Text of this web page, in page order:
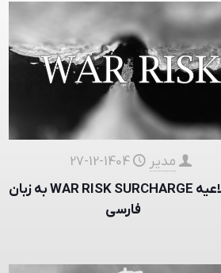
مدیر
1404-12-27
اطلاعیه WAR RISK SURCHARGE به زبان
فارسی